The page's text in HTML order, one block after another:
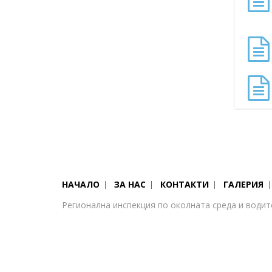
НАЧАЛО ЗА НАС КОНТАКТИ
ГАЛЕРИЯ
Регионална инспекция по околната среда и